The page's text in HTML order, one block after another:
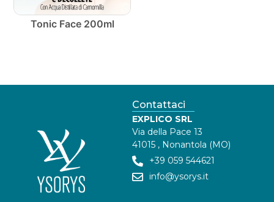
Tonic Face 200ml
Contattaci
EXPLICO SRL
Via della Pace 13
41015 , Nonantola (MO)
+39 059 544621
info@ysorys.it